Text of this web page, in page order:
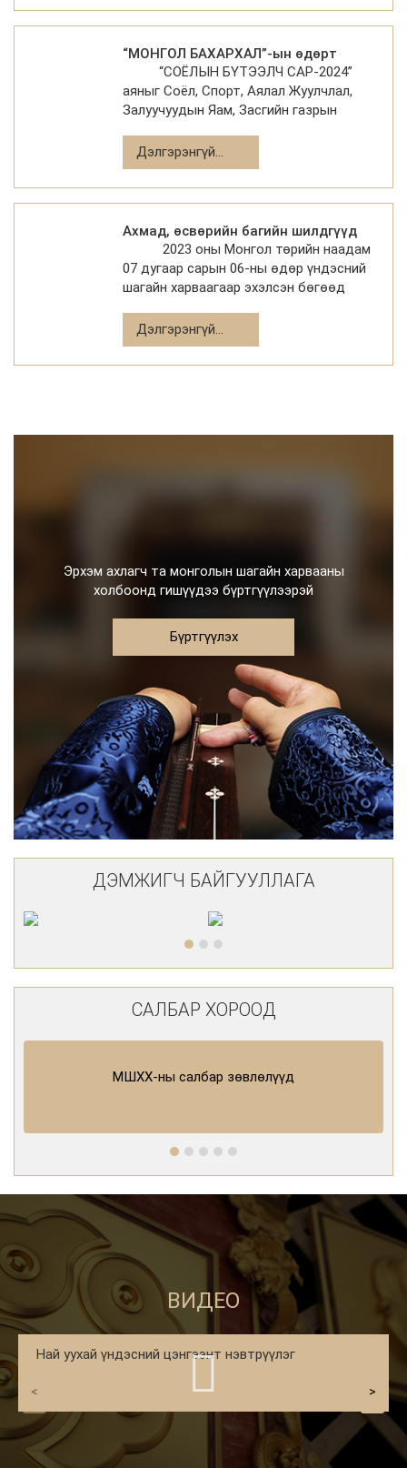
болон
“МОНГОЛ БАХАРХАЛ”-ын өдөрт
зориулсан үндэсний шагайн
харвааны уламжлалт тэмцээн болж
өндөрлөв.
“СОЁЛЫН БҮТЭЭЛЧ САР-2024”
аяныг Соёл, Спорт, Аялал Жуулчлал,
Залуучуудын Яам, Засгийн газрын
Газар, Засгийн газрын тохируулагч
агентлаг Биеийн Тамир, Спо
Дэлгэрэнгүй...
Ахмад, өсвөрийн багийн шилдгүүд
2023 оны Монгол төрийн наадам
07 дугаар сарын 06-ны өдөр үндэсний
шагайн харваагаар эхэлсэн бөгөөд
байгуулагдсаны 817, Үндэсний эрх
чөлөө, тусгаар тогтноло
Дэлгэрэнгүй...
Эрхэм ахлагч та монголын шагайн харвааны
холбоонд гишүүдээ бүртгүүлээрэй
Бүртгүүлэх
ДЭМЖИГЧ БАЙГУУЛЛАГА
САЛБАР ХОРООД
МШХХ-ны салбар зөвлөлүүд
ВИДЕО
Най уухай үндэсний цэнгээнт нэвтрүүлэг
< >